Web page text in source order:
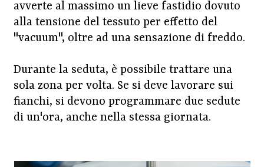
avverte al massimo un lieve fastidio dovuto
alla tensione del tessuto per effetto del
"vacuum", oltre ad una sensazione di freddo.
Durante la seduta, è possibile trattare una
sola zona per volta. Se si deve lavorare sui
fianchi, si devono programmare due sedute
di un'ora, anche nella stessa giornata.